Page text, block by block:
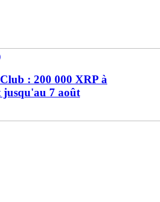
: 200 000 XRP à
jusqu'au 7 août